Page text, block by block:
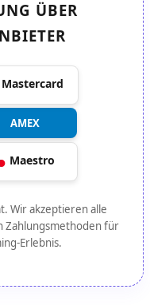
ÜBER
Mastercard
AMEX
Maestro
Wir akzeptieren alle
Zahlungsmethoden für
Erlebnis.